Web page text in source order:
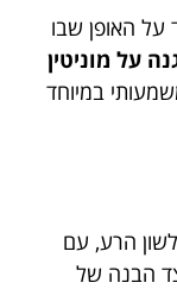
על האופן שבו
על מוניטין
במיוחד
הרע, עם
הבנה של